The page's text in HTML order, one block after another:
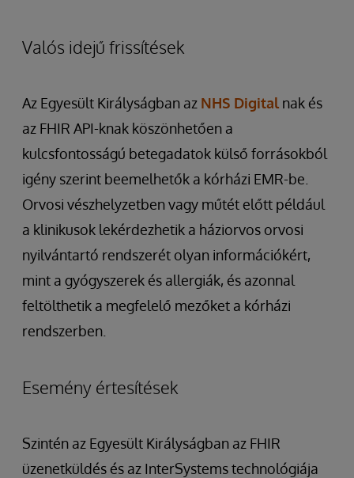
Valós idejű frissítések
Az Egyesült Királyságban az NHS Digital nak és
az FHIR API-knak köszönhetően a
kulcsfontosságú betegadatok külső forrásokból
igény szerint beemelhetők a kórházi EMR-be.
Orvosi vészhelyzetben vagy műtét előtt például
a klinikusok lekérdezhetik a háziorvos orvosi
nyilvántartó rendszerét olyan információkért,
mint a gyógyszerek és allergiák, és azonnal
feltölthetik a megfelelő mezőket a kórházi
rendszerben.
Esemény értesítések
Szintén az Egyesült Királyságban az FHIR
üzenetküldés és az InterSystems technológiája